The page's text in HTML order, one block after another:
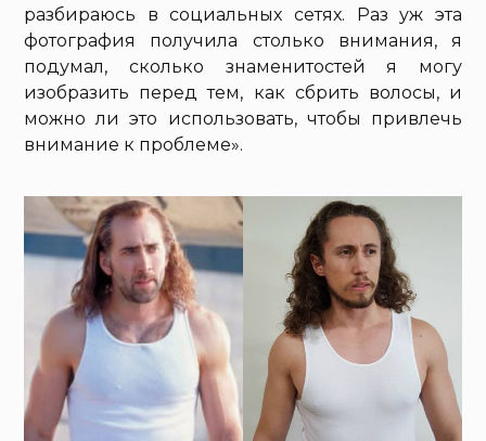
разбираюсь в социальных сетях. Раз уж эта
фотография получила столько внимания, я
подумал, сколько знаменитостей я могу
изобразить перед тем, как сбрить волосы, и
можно ли это использовать, чтобы привлечь
внимание к проблеме».